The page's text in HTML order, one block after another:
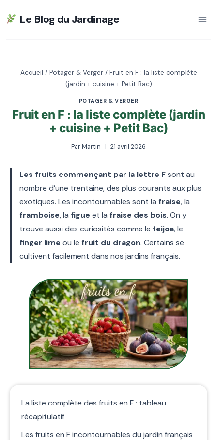
au
Le Blog du Jardinage
Accueil / Potager & Verger / Fruit en F : la liste complète
(jardin + cuisine + Petit Bac)
POTAGER & VERGER
Fruit en F : la liste complète (jardin
+ cuisine + Petit Bac)
ParMartin 21 avril 2026
Les fruits commençant par la lettre Fsont au
nombre d’une trentaine, des plus courants aux plus
exotiques. Les incontournables sont la fraise, la
framboise, la figue et la fraise des bois. On y
trouve aussi des curiosités comme le feijoa, le
finger lime ou le fruit du dragon. Certains se
cultivent facilement dans nos jardins français.
La liste complète des fruits en F : tableau
récapitulatif
Les fruits en F incontournables du jardin français